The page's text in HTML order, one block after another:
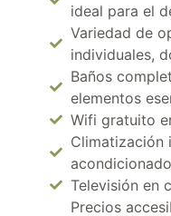
ideal para el
Variedad de
individuales,
Baños
elementos
Wifi gratuito
Climatización
Televisión en
Precios